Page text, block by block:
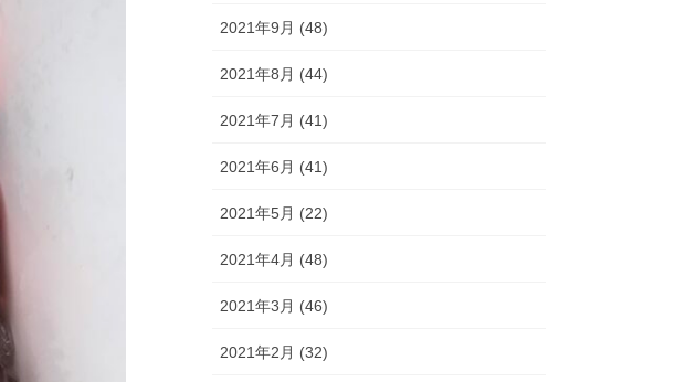
2021年9月 (48)
2021年8月 (44)
2021年7月 (41)
2021年6月 (41)
2021年5月 (22)
2021年4月 (48)
2021年3月 (46)
2021年2月 (32)